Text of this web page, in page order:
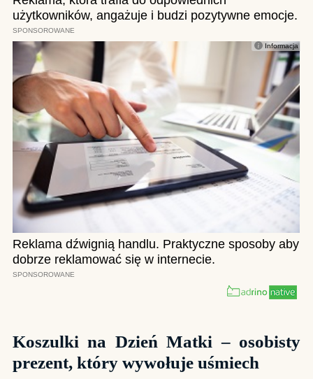
Koszulki na Dzień Matki – osobisty
prezent, który wywołuje uśmiech